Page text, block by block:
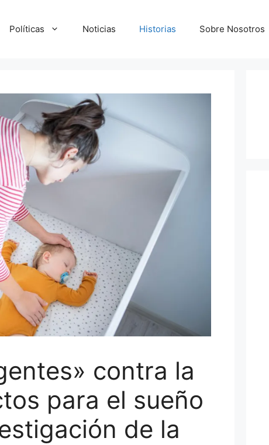
Políticas Noticias Historias Sobre Nosotros
contra la
para el sueño
de la